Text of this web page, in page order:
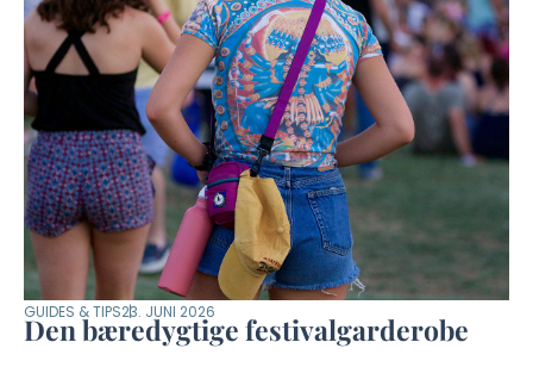
GUIDES & TIPS23. JUNI 2026
Den bæredygtige festivalgarderobe